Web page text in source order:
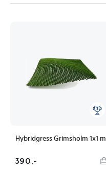
Hybridgress Grimsholm 1x1 m
390,-